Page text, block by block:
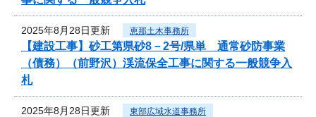
2025年8月28日更新 恵那土木事務所
【建設工事】砂工第県砂8－2号/県単 通常砂防事業
（債務）（前野沢）渓流保全工事に関する一般競争入
札
2025年8月28日更新 東部広域水道事務所